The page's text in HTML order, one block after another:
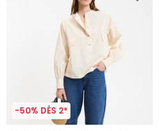
-50% DÈS 2*